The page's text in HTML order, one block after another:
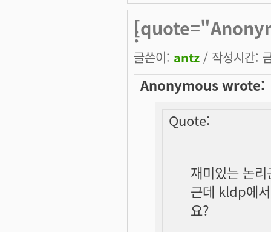
:
글쓴이: antz / 작성시간:
Anonymous wrote:
Quote:
재미있는 논
근데 kldp에
요?